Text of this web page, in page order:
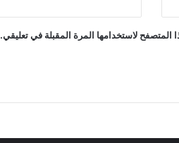
المتصفح لاستخدامها المرة المقبلة في تعليقي.